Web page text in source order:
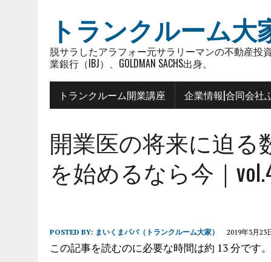
トランクルーム大
脱サラしたアラフォー元サラリーマンの不動産
業銀行（IBJ）、GOLDMAN SACHS出身。
トランクルーム開業講座 企業情報|合同会社
開業医の将来に迫る
を始めるなら今｜
POSTED BY: まいくまパパ（トランクルーム大家） 2019年3月23
この記事を読むのに必要な時間は約 13 分です。